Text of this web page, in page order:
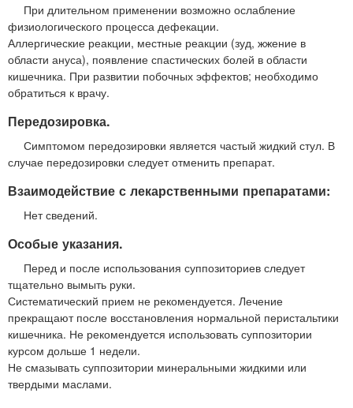
При длительном применении возможно ослабление
физиологического процесса дефекации.
Аллергические реакции, местные реакции (зуд, жжение в
области ануса), появление спастических болей в области
кишечника. При развитии побочных эффектов; необходимо
обратиться к врачу.
Передозировка.
Симптомом передозировки является частый жидкий стул. В
случае передозировки следует отменить препарат.
Взаимодействие с лекарственными препаратами:
Нет сведений.
Особые указания.
Перед и после использования суппозиториев следует
тщательно вымыть руки.
Систематический прием не рекомендуется. Лечение
прекращают после восстановления нормальной перистальтики
кишечника. Не рекомендуется использовать суппозитории
курсом дольше 1 недели.
Не смазывать суппозитории минеральными жидкими или
твердыми маслами.